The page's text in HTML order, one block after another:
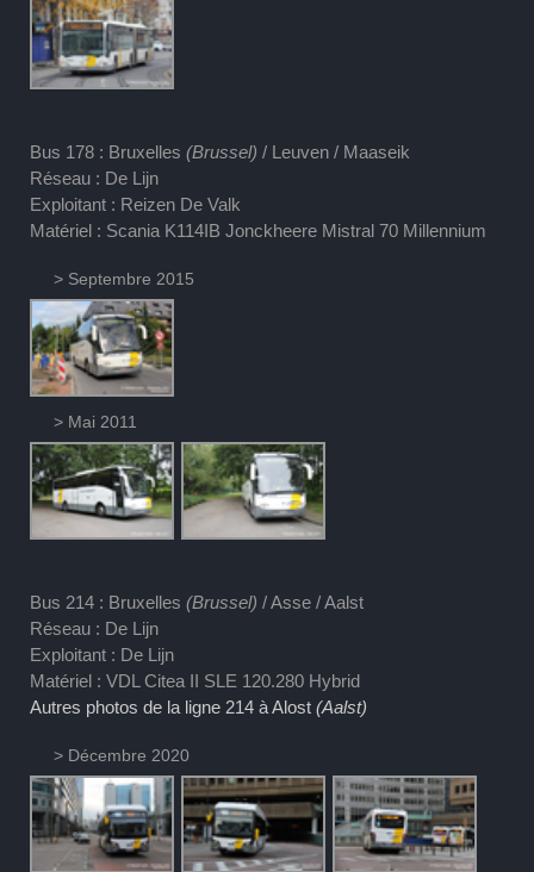
Bus 178 : Bruxelles (Brussel) / Leuven / Maaseik
Réseau : De Lijn
Exploitant : Reizen De Valk
Matériel : Scania K114IB Jonckheere Mistral 70 Millennium
> Septembre 2015
> Mai 2011
Bus 214 : Bruxelles (Brussel) / Asse / Aalst
Réseau : De Lijn
Exploitant : De Lijn
Matériel : VDL Citea II SLE 120.280 Hybrid
Autres photos de la ligne 214 à Alost (Aalst)
> Décembre 2020